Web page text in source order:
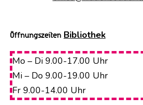
Öffnungszeiten Bibliothek
Mo – Di 9.00-17.00 Uhr
Mi – Do 9.00-19.00 Uhr
Fr 9.00-14.00 Uhr